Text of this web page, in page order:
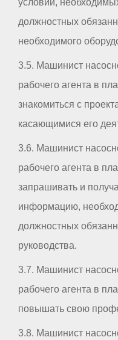
условий,
должностных
необходимого
3.5. Машинист
рабочего агента в
знакомиться с
касающимися его
3.6. Машинист
рабочего агента в
запрашивать и
информацию,
должностных
руководства.
3.7. Машинист
рабочего агента в
повышать свою
3.8. Машинист